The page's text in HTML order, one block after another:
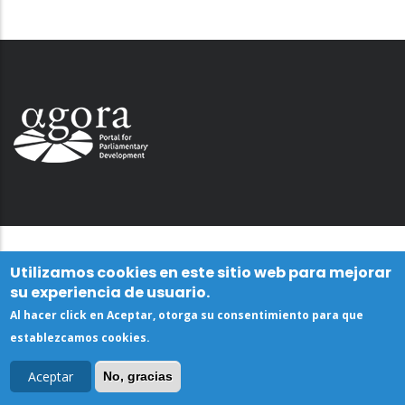
Utilizamos cookies en este sitio web para mejorar
su experiencia de usuario.
Al hacer click en Aceptar, otorga su consentimiento para que
establezcamos cookies.
Aceptar No, gracias